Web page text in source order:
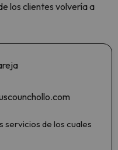
los clientes volvería a